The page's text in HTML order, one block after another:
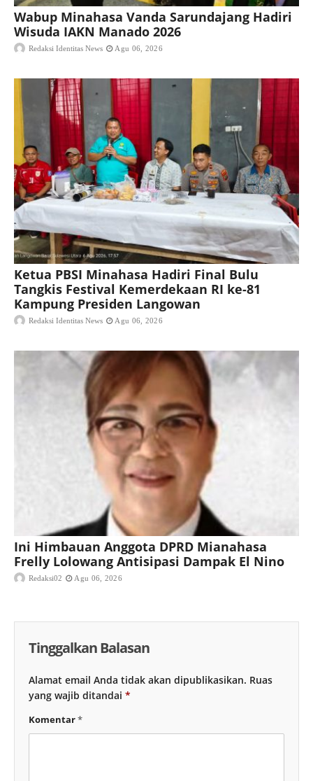
Wabup Minahasa Vanda Sarundajang Hadiri
Wisuda IAKN Manado 2026
Redaksi Identitas News Agu 06, 2026
Ketua PBSI Minahasa Hadiri Final Bulu
Tangkis Festival Kemerdekaan RI ke-81
Kampung Presiden Langowan
Redaksi Identitas News Agu 06, 2026
Ini Himbauan Anggota DPRD Mianahasa
Frelly Lolowang Antisipasi Dampak El Nino
Redaksi02 Agu 06, 2026
Tinggalkan Balasan
Alamat email Anda tidak akan dipublikasikan. Ruas
yang wajib ditandai *
Komentar*